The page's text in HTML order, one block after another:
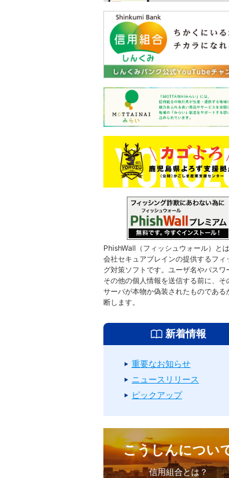
PhishWall（フィッシュウォール）と
会社セキュアブレインの提供するフィ
グ対策ソフトです。ユーザ名やパスワ
その他の個人情報を送信する前に、そ
サーバが本物か偽装されたものである
断します。
新着情報
重要なお知らせ
ニュースリリース
ピックアップ
こうしんについ
信用組合とは？